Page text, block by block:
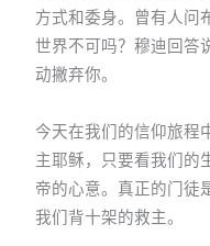
方式和委身。曾有人问
世界不可吗？穆迪回答
动撇弃你。
今天在我们的信仰旅程
主耶稣，只要看我们的
帝的心意。真正的门徒
我们背十架的救主。